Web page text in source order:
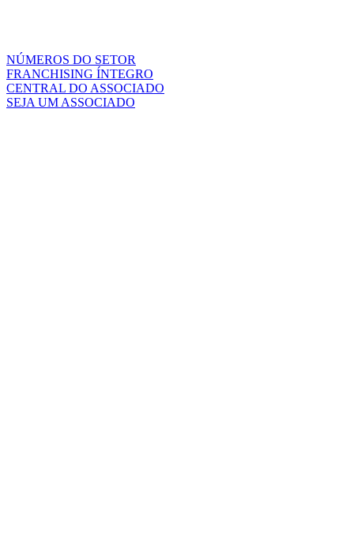
NÚMEROS DO SETOR
FRANCHISING ÍNTEGRO
CENTRAL DO ASSOCIADO
SEJA UM ASSOCIADO